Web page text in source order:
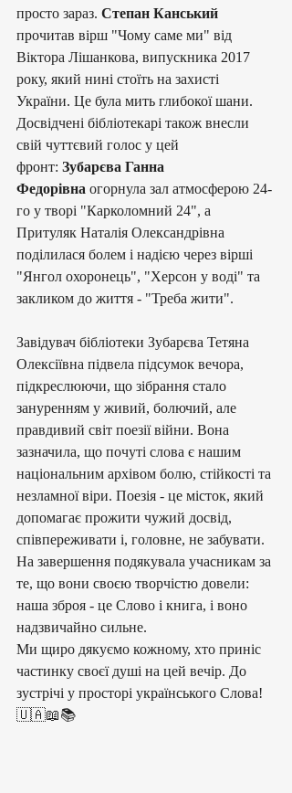
просто зараз. Степан Канський
прочитав вірш "Чому саме ми" від
Віктора Лішанкова, випускника 2017
року, який нині стоїть на захисті
України. Це була мить глибокої шани.
​Досвідчені бібліотекарі також внесли
свій чуттєвий голос у цей
фронт: Зубарєва Ганна
Федорівна огорнула зал атмосферою 24-
го у творі "Карколомний 24", а
Притуляк Наталія Олександрівна
поділилася болем і надією через вірші
"Янгол охоронець", "Херсон у воді" та
закликом до життя - "Треба жити".
​​Завідувач бібліотеки Зубарєва Тетяна
Олексіївна підвела підсумок вечора,
підкреслюючи, що зібрання стало
зануренням у живий, болючий, але
правдивий світ поезії війни. Вона
зазначила, що почуті слова є нашим
національним архівом болю, стійкості та
незламної віри. Поезія - це місток, який
допомагає прожити чужий досвід,
співпереживати і, головне, не забувати.
На завершення подякувала учасникам за
те, що вони своєю творчістю довели:
наша зброя - це Слово і книга, і воно
надзвичайно сильне.
​Ми щиро дякуємо кожному, хто приніс
частинку своєї душі на цей вечір. До
зустрічі у просторі українського Слова!
🇺🇦📖📚